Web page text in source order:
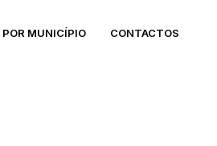
POR MUNICÍPIO CONTACTOS